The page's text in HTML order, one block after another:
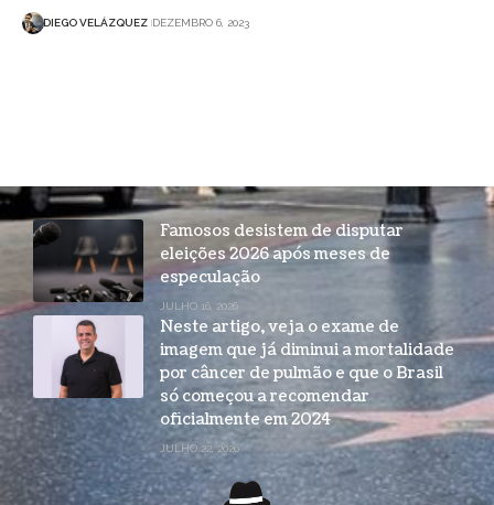
DIEGO VELÁZQUEZ DEZEMBRO 6, 2023
Famosos desistem de disputar
eleições 2026 após meses de
especulação
JULHO 16, 2026
Neste artigo, veja o exame de
imagem que já diminui a mortalidade
por câncer de pulmão e que o Brasil
só começou a recomendar
oficialmente em 2024
JULHO 22, 2026